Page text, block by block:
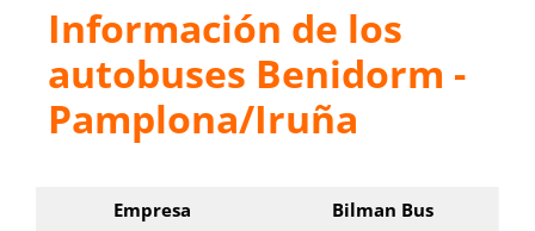
Información de los
autobuses Benidorm -
Pamplona/Iruña
Empresa Bilman Bus